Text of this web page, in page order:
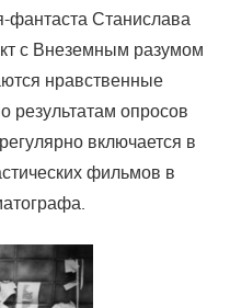
фантаста Станислава
с Внеземным разумом
нравственные
результатам опросов
включается в
фильмов в